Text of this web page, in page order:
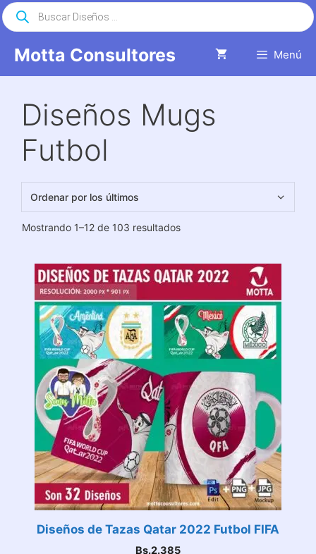
Saltar
al
Motta Consultores Menú
Búsqueda
de
productos
Diseños Mugs
Futbol
Mostrando 1–12 de 103 resultadosOrdenado
últimos
Diseños de Tazas Qatar 2022 Futbol FIFA
Bs.2.385